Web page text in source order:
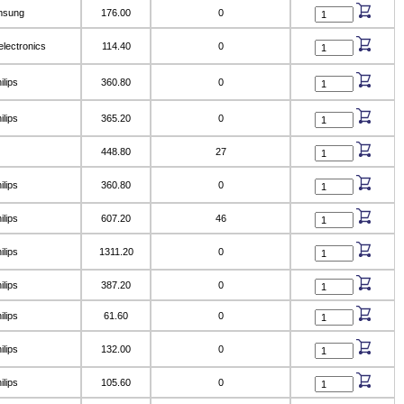
176.00 0
114.40 0
360.80 0
365.20 0
448.80 27
360.80 0
607.20 46
1311.20 0
387.20 0
61.60 0
132.00 0
105.60 0